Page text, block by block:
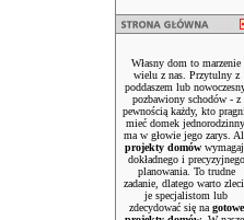
Własny dom to marzenie
wielu z nas. Przytulny z
poddaszem lub
pozbawiony schodów - z
pewnością każdy, kto
mieć domek jednorodzinny,
ma w głowie jego zarys.
projekty domów
dokładnego i precyzyjnego
planowania. To trudne
zadanie, dlatego warto
je specjalistom lub
zdecydować się na gotowe